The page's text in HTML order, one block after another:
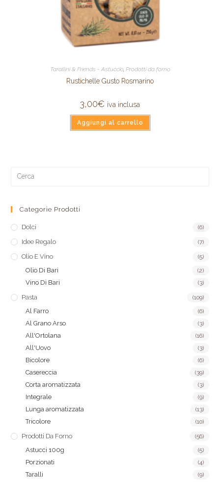
Tarallini & Friends - Astuccio, Prodotti da forno
Rustichelle Gusto Rosmarino
3,00€ iva inclusa
Aggiungi al carrello
Categorie Prodotti
Dolci (6)
Idee Regalo (7)
Olio E Vino (5)
Olio Di Bari (2)
Vino Di Bari (3)
Pasta (109)
Al Farro (6)
Al Grano Arso (3)
All'Ortolana (16)
All'Uovo (3)
Bicolore (6)
Casereccia (39)
Corta aromatizzata (3)
Integrale (9)
Lunga aromatizzata (13)
Tricolore (10)
Prodotti Da Forno (56)
Astucci 100g (5)
Porzionati (4)
Taralli (9)